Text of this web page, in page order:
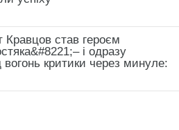
Кравцов став героєм
і одразу
вогонь критики через минуле: